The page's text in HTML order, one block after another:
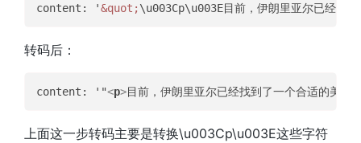
content: '&quot;\u003Cp\u003E目前，伊朗里亚尔已经找
转码后：
content: '"<p>目前，伊朗里亚尔已经找到了一个合适的美元
上面这一步转码主要是转换\u003Cp\u003E这些字符